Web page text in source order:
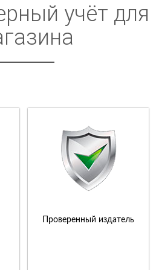
учёт для
Проверенный издатель